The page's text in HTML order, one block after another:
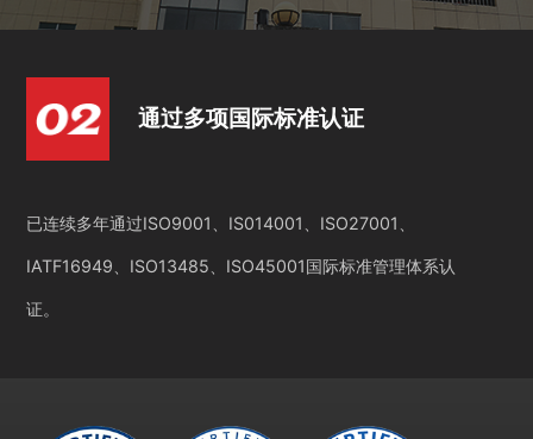
通过多项国际标准认证
已连续多年通过ISO9001、IS014001、ISO27001、
IATF16949、ISO13485、ISO45001国际标准管理体系认
证。